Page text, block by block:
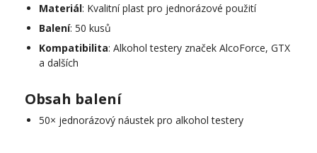
Materiál: Kvalitní plast pro jednorázové použití
Balení: 50 kusů
Kompatibilita: Alkohol testery značek AlcoForce, GTX
a dalších
Obsah balení
50× jednorázový náustek pro alkohol testery